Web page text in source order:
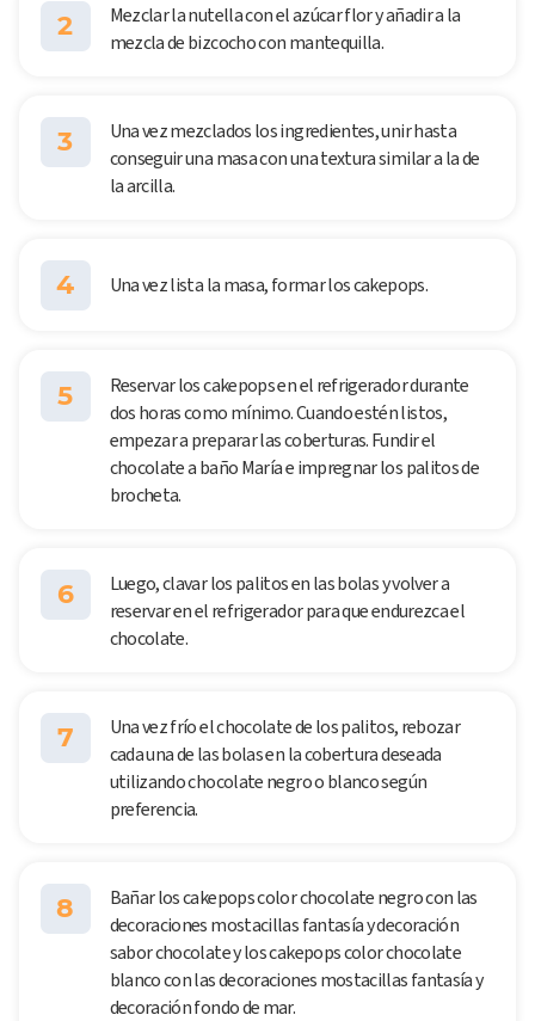
2
Mezclar la nutella con el azúcar flor y añadir a la
mezcla de bizcocho con mantequilla.
3
Una vez mezclados los ingredientes, unir hasta
conseguir una masa con una textura similar a la de
la arcilla.
4 Una vez lista la masa, formar los cakepops.
5
Reservar los cakepops en el refrigerador durante
dos horas como mínimo. Cuando estén listos,
empezar a preparar las coberturas. Fundir el
chocolate a baño María e impregnar los palitos de
brocheta.
6
Luego, clavar los palitos en las bolas y volver a
reservar en el refrigerador para que endurezca el
chocolate.
7
Una vez frío el chocolate de los palitos, rebozar
cada una de las bolas en la cobertura deseada
utilizando chocolate negro o blanco según
preferencia.
8
Bañar los cakepops color chocolate negro con las
decoraciones mostacillas fantasía y decoración
sabor chocolate y los cakepops color chocolate
blanco con las decoraciones mostacillas fantasía y
decoración fondo de mar.